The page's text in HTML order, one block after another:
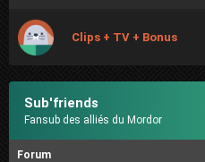
Clips + TV + Bonus
Sub'friends
Fansub des alliés du Mordor
Forum